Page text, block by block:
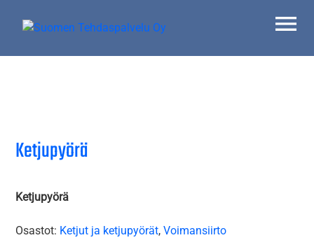
Ketjupyörä
Ketjupyörä
Osastot: Ketjut ja ketjupyörät,Voimansiirto